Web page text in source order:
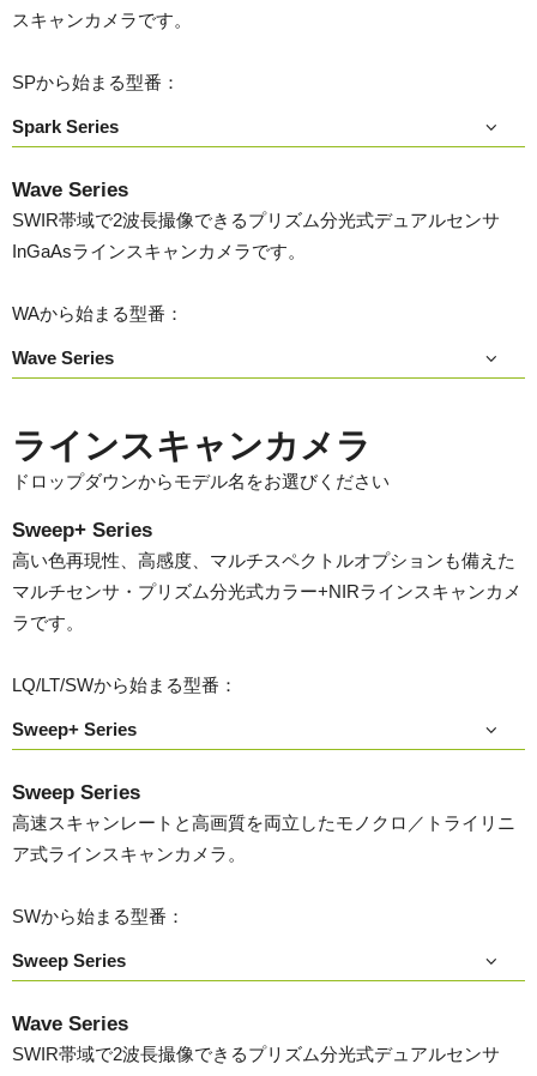
スキャンカメラです。
SPから始まる型番：
Spark Series
Wave Series
SWIR帯域で2波長撮像できるプリズム分光式デュアルセンサ
InGaAsラインスキャンカメラです。
WAから始まる型番：
Wave Series
ラインスキャンカメラ
ドロップダウンからモデル名をお選びください
Sweep+ Series
高い色再現性、高感度、マルチスペクトルオプションも備えた
マルチセンサ・プリズム分光式カラー+NIRラインスキャンカメ
ラです。
LQ/LT/SWから始まる型番：
Sweep+ Series
Sweep Series
高速スキャンレートと高画質を両立したモノクロ／トライリニ
ア式ラインスキャンカメラ。
SWから始まる型番：
Sweep Series
Wave Series
SWIR帯域で2波長撮像できるプリズム分光式デュアルセンサ